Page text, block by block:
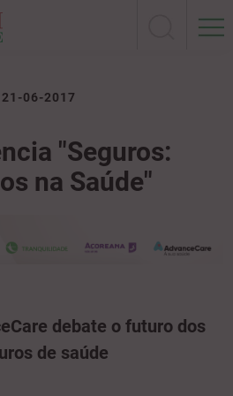
21-06-2017
"Seguros:
na Saúde"
debate o futuro dos
de saúde